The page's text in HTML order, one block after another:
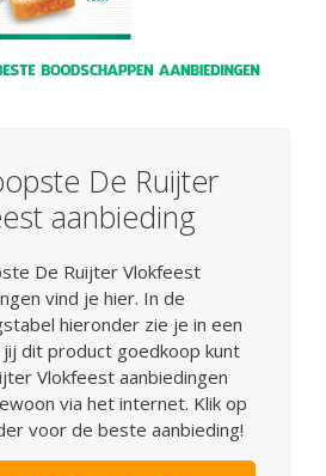
De Ruijter
aanbieding
De Ruijter Vlokfeest
vind je hier. In de
hieronder zie je in een
dit product goedkoop kunt
Vlokfeest aanbiedingen
via het internet. Klik op
voor de beste aanbieding!